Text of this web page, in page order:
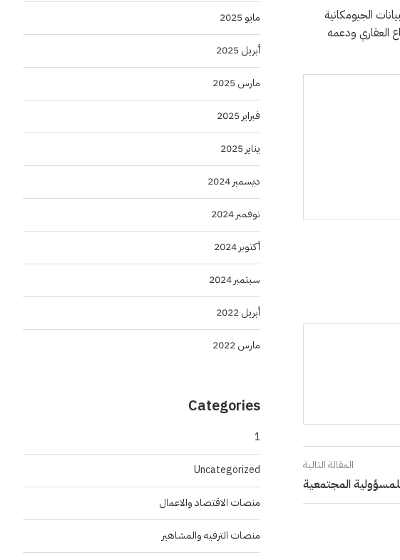
الجيومكانية
العقاري ودعمه
المقالة التالية
المجتمعية
مايو 2025
أبريل 2025
مارس 2025
فبراير 2025
يناير 2025
ديسمبر 2024
نوفمبر 2024
أكتوبر 2024
سبتمبر 2024
أبريل 2022
مارس 2022
Categories
1
Uncategorized
منصات الاقتصاد والاعمال
منصات الترفيه والمشاهير